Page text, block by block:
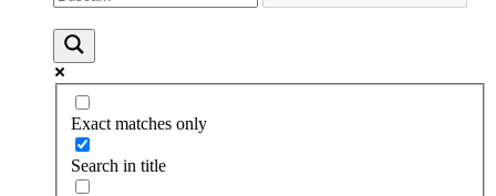
Exact matches only
Search in title